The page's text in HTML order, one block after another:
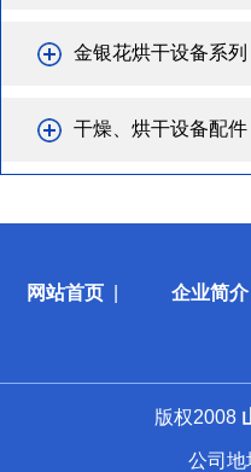
金银花烘干设备系列
干燥、烘干设备配件
网站首页 企业简介
版权2008
公司地